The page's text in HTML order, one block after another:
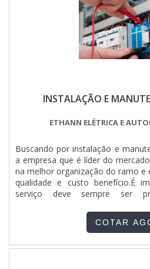
INSTALAÇÃO E
ETHANN ELÉTRICA E
Buscando por instalação e
a empresa que é líder do
na melhor organização do ramo e
qualidade e custo benefício.É
serviço deve sempre ser
garantir a qualidade e
evitar prejuízos comCOTAR